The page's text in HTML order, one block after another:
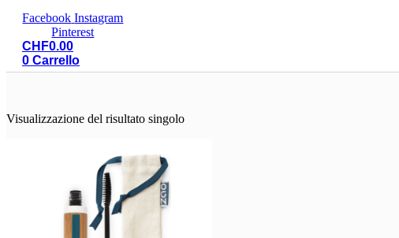
Facebook Instagram
Pinterest
CHF0.00
0 Carrello
Visualizzazione del risultato singolo